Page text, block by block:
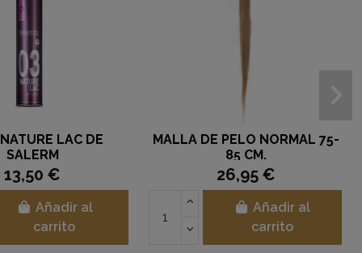
LAC DE
SALERM
13,50 €
Añadir al
carrito
MALLA DE PELO NORMAL 75-
85 CM.
26,95 €
Añadir al
carrito